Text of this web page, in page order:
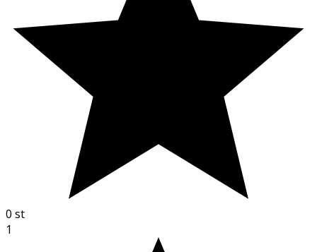
0 st
1